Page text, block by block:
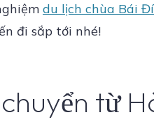
du lịch chùa Bái
đi sắp tới nhé!
từ